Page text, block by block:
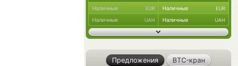
Наличные EUR Наличные EUR
Наличные UAH Наличные UAH
Предложения BTC-кран